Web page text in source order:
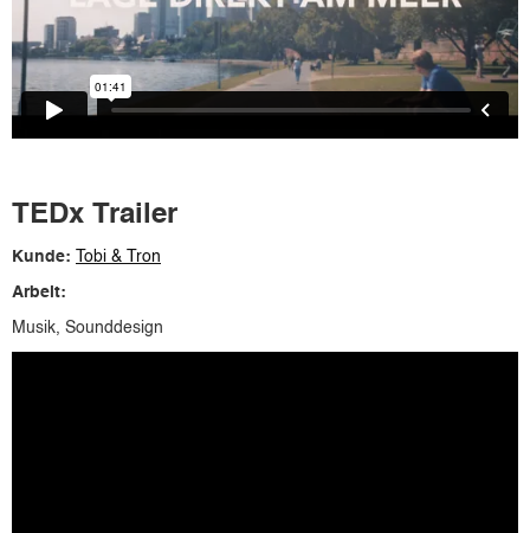
TEDx Trailer
Kunde: Tobi & Tron
Arbeit:
Musik, Sounddesign